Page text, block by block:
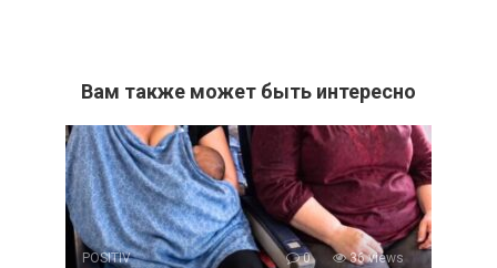
Вам также может быть интересно
POSITIV 0 36 views